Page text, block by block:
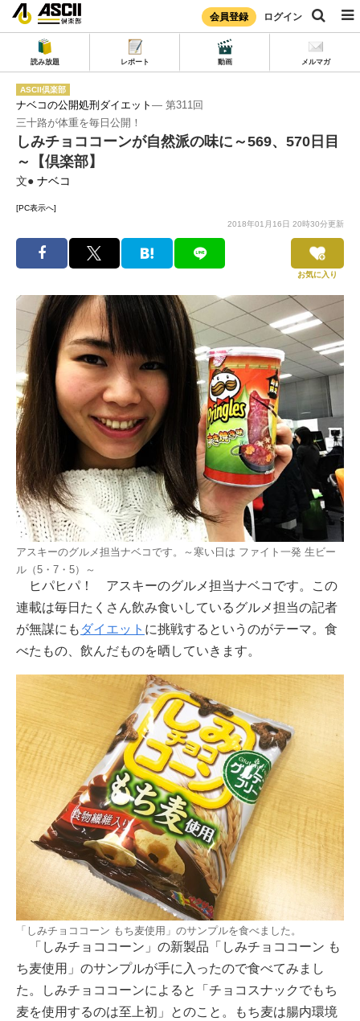
会員登録 ログイン
読み放題 レポート 動画 メルマガ
ASCII倶楽部
ナベコの公開処刑ダイエット ― 第311回
三十路が体重を毎日公開！
しみチョココーンが自然派の味に～569、570日目
～【倶楽部】
文● ナベコ
[PC表示へ]
2018年01月16日 20時30分更新
お気に入り
アスキーのグルメ担当ナベコです。～寒い日は ファイト一発 生ビー
ル（5・7・5）～
ヒパヒパ！ アスキーのグルメ担当ナベコです。この
連載は毎日たくさん飲み食いしているグルメ担当の記者
が無謀にも ダイエット に挑戦するというのがテーマ。食
べたもの、飲んだものを晒していきます。
「しみチョココーン もち麦使用」のサンプルを食べました。
「しみチョココーン」の新製品「しみチョココーン も
ち麦使用」のサンプルが手に入ったので食べてみまし
た。しみチョココーンによると「チョコスナックでもち
麦を使用するのは至上初」とのこと。もち麦は腸内環境